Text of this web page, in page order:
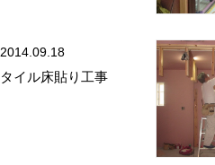
2014.09.18
タイル床貼り工事